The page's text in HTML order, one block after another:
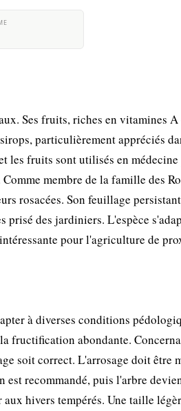
Ses fruits, riches en vitamines A
particulièrement appréciés
les fruits sont utilisés en
membre de la famille des
rosacées. Son feuillage
des jardiniers. L'espèce
pour l'agriculture de
à diverses conditions
fructification abondante.
soit correct. L'arrosage doit être
recommandé, puis l'arbre
hivers tempérés. Une taille